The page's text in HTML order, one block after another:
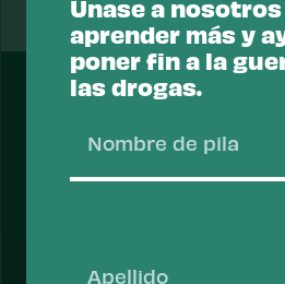
Únase a
aprender más y
poner fin a la
las drogas.
PRESENTADO